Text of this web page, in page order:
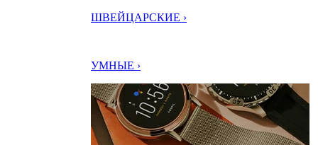
ШВЕЙЦАРСКИЕ ›
УМНЫЕ ›